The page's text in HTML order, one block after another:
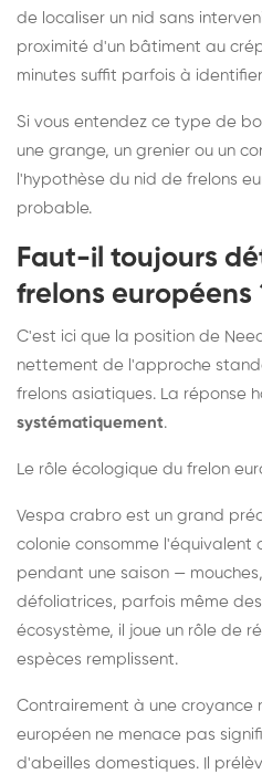
de localiser un nid sans
proximité d'un bâtiment au
minutes suffit parfois à
Si vous entendez ce type de
une grange, un grenier ou un
l'hypothèse du nid de frelons
probable.
Faut-il toujours
frelons européens
C'est ici que la position de
nettement de l'approche
frelons asiatiques. La réponse
systématiquement.
Le rôle écologique du frelon
Vespa crabro est un grand
colonie consomme l'équivalent
pendant une saison —
défoliatrices, parfois même
écosystème, il joue un rôle de
espèces remplissent.
Contrairement à une croyance
européen ne menace pas
d'abeilles domestiques. Il